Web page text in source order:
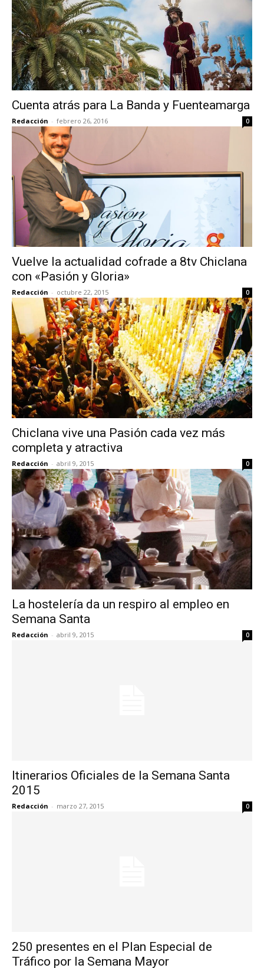
Cuenta atrás para La Banda y Fuenteamarga
Redacción - febrero 26, 2016 0
Vuelve la actualidad cofrade a 8tv Chiclana
con «Pasión y Gloria»
Redacción - octubre 22, 2015 0
Chiclana vive una Pasión cada vez más
completa y atractiva
Redacción - abril 9, 2015 0
La hostelería da un respiro al empleo en
Semana Santa
Redacción - abril 9, 2015 0
Itinerarios Oficiales de la Semana Santa
2015
Redacción - marzo 27, 2015 0
250 presentes en el Plan Especial de
Tráfico por la Semana Mayor